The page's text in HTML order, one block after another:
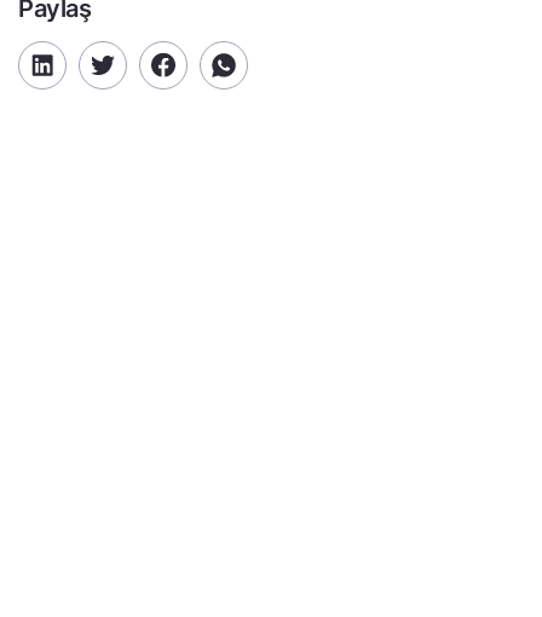
Paylaş